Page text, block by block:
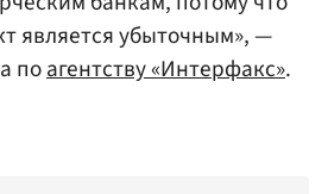
является убыточным», —
поагентству «Интерфакс».